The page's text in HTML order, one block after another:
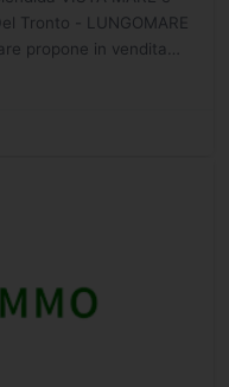
Tronto - LUNGOMARE
propone in vendita